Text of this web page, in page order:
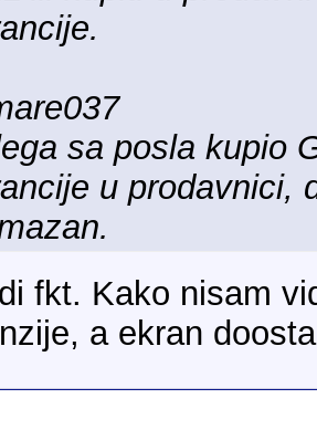
sa posla kupio
u prodavnici,
fkt. Kako nisam
a ekran